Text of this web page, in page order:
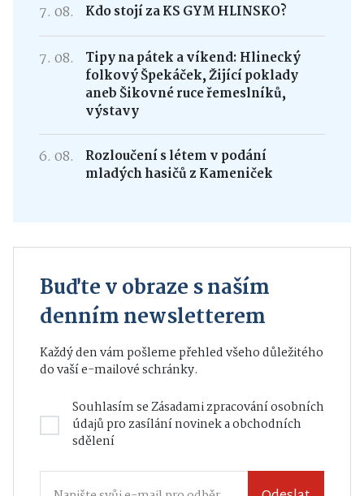
7. 08. Kdo stojí za KS GYM HLINSKO?
7. 08.
Tipy na pátek a víkend: Hlinecký
folkový Špekáček, Žijící poklady
aneb Šikovné ruce řemeslníků,
výstavy
6. 08.
Rozloučení s létem v podání
mladých hasičů z Kameniček
Buďte v obraze s naším
denním newsletterem
Každý den vám pošleme přehled všeho důležitého
do vaší e-mailové schránky.
Souhlasím seZásadami zpracování osobních
údajůpro zasílání novinek a obchodních
sdělení